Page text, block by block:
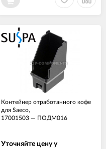
Контейнер отработанного кофе
для Saeco,
17001503 — ПОДМ016
Уточняйте цену у